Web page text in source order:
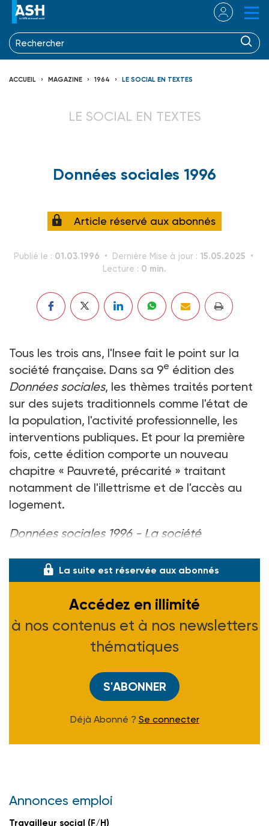
ACCUEIL MAGAZINE 1964 LE SOCIAL EN TEXTES
LE SOCIAL EN TEXTES
Données sociales 1996
Article réservé aux abonnés
Publié le : 01.03.1996 Dernière Mise à jour : 15.05.2025
Lecture : 0 min.
Tous les trois ans, l'Insee fait le point sur la
société française. Dans sa 9e édition des
Données sociales, les thèmes traités portent
sur des sujets traditionnels comme l'état de
la population, l'activité professionnelle, les
interventions publiques. Et pour la première
fois, cette édition comporte un nouveau
chapitre « Pauvreté, précarité » traitant
notamment de l'illettrisme et de l'accès au
logement.
Données sociales 1996 - La société
La suite est réservée aux abonnés
Accédez en illimité
à nos contenus et à nos newsletters
thématiques
S'ABONNER
Déjà Abonné ? Se connecter
Annonces emploi
Travailleur social (F/H)